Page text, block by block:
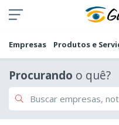
Empresas Produtos e
Procurando o quê?